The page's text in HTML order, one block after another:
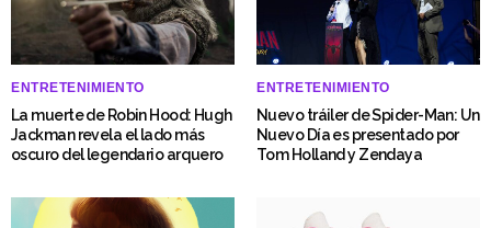
ENTRETENIMIENTO
La muerte de Robin Hood: Hugh
Jackman revela el lado más
oscuro del legendario arquero
ENTRETENIMIENTO
Nuevo tráiler de Spider-Man: Un
Nuevo Día es presentado por
Tom Holland y Zendaya